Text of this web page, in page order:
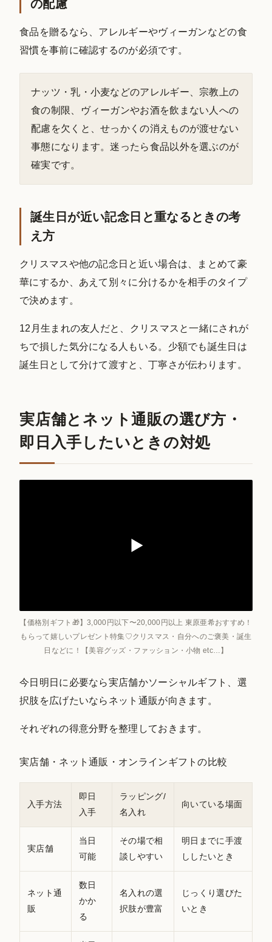
の配慮
食品を贈るなら、アレルギーやヴィーガンなどの食
習慣を事前に確認するのが必須です。
ナッツ・乳・小麦などのアレルギー、宗教上の
食の制限、ヴィーガンやお酒を飲まない人への
配慮を欠くと、せっかくの消えものが渡せない
事態になります。迷ったら食品以外を選ぶのが
確実です。
誕生日が近い記念日と重なるときの考
え方
クリスマスや他の記念日と近い場合は、まとめて豪
華にするか、あえて別々に分けるかを相手のタイプ
で決めます。
12月生まれの友人だと、クリスマスと一緒にされが
ちで損した気分になる人もいる。少額でも誕生日は
誕生日として分けて渡すと、丁寧さが伝わります。
実店舗とネット通販の選び方・
即日入手したいときの対処
【価格別ギフト🎁】3,000円以下〜20,000円以上 東原亜希おすすめ！
もらって嬉しいプレゼント特集♡クリスマス・自分へのご褒美・誕生
日などに！【美容グッズ・ファッション・小物 etc…】
今日明日に必要なら実店舗かソーシャルギフト、選
択肢を広げたいならネット通販が向きます。
それぞれの得意分野を整理しておきます。
実店舗・ネット通販・オンラインギフトの比較
入手方法
即日
入手
ラッピング/
名入れ
向いている場面
実店舗
当日
可能
その場で相
談しやすい
明日までに手渡
ししたいとき
ネット通
販
数日
かか
る
名入れの選
択肢が豊富
じっくり選びた
いとき